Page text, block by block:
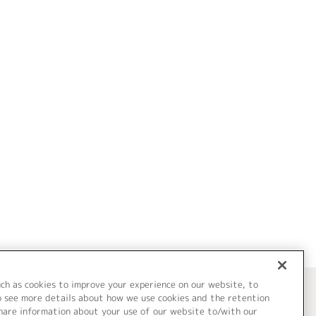
as cookies to improve your experience on our website, to
see more details about how we use cookies and the retention
information about your use of our website to/with our